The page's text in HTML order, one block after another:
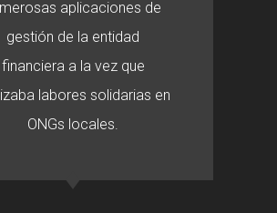
aplicaciones de
gestión de la entidad
financiera a la vez que
labores solidarias en
ONGs locales.